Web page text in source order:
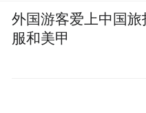
外国游客爱上中国旅
服和美甲